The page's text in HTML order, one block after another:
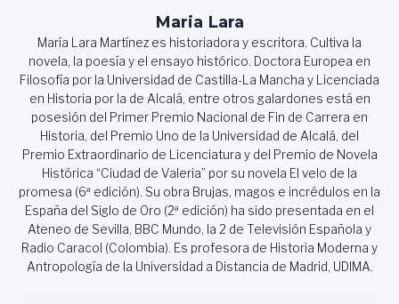
Maria Lara
María Lara Martínez es historiadora y escritora. Cultiva la
novela, la poesía y el ensayo histórico. Doctora Europea en
Filosofía por la Universidad de Castilla-La Mancha y Licenciada
en Historia por la de Alcalá, entre otros galardones está en
posesión del Primer Premio Nacional de Fin de Carrera en
Historia, del Premio Uno de la Universidad de Alcalá, del
Premio Extraordinario de Licenciatura y del Premio de Novela
Histórica “Ciudad de Valeria” por su novela El velo de la
promesa (6ª edición). Su obra Brujas, magos e incrédulos en la
España del Siglo de Oro (2ª edición) ha sido presentada en el
Ateneo de Sevilla, BBC Mundo, la 2 de Televisión Española y
Radio Caracol (Colombia). Es profesora de Historia Moderna y
Antropología de la Universidad a Distancia de Madrid, UDIMA.